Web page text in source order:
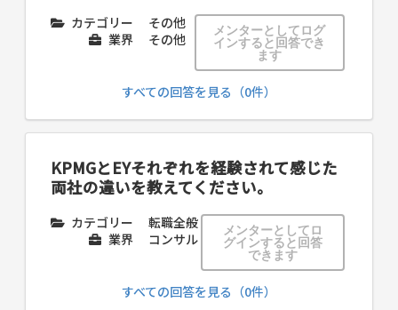
カテゴリー
その他
業界
その他
メンターとしてログ
インすると回答でき
ます
すべての回答を見る（0件）
KPMGとEYそれぞれを経験されて感じた
両社の違いを教えてください。
カテゴリー
転職全般
業界
コンサル
メンターとしてロ
グインすると回答
できます
すべての回答を見る（0件）